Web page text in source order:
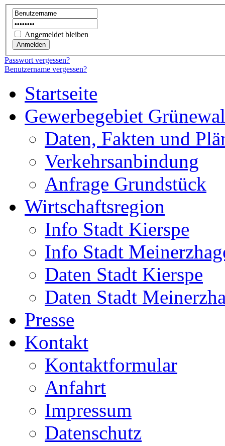
Angemeldet bleiben
Passwort vergessen?
Benutzername vergessen?
Startseite
Gewerbegebiet
Daten, Fakten und
Verkehrsanbindung
Anfrage Grundstück
Wirtschaftsregion
Info Stadt Kierspe
Info Stadt
Daten Stadt Kierspe
Daten Stadt
Presse
Kontakt
Kontaktformular
Anfahrt
Impressum
Datenschutz